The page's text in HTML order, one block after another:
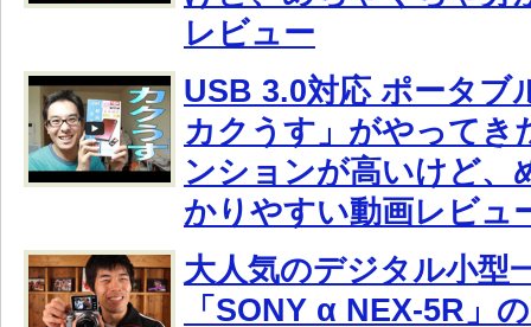
レビュー
USB 3.0対応 ポータブ
カクうす」がやってき
ンションが高いけど、
かりやすい動画レビュ
大人気のデジタル小型
「SONY α NEX-5R」